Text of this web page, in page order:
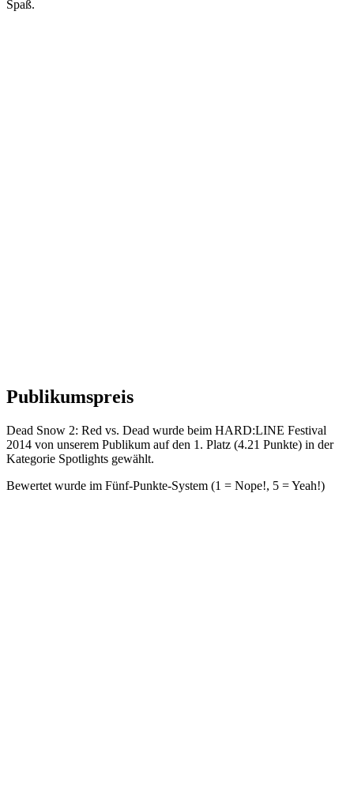
Spaß.
Publikumspreis
Dead Snow 2: Red vs. Dead wurde beim HARD:LINE Festival
2014 von unserem Publikum auf den 1. Platz (4.21 Punkte) in der
Kategorie Spotlights gewählt.
Bewertet wurde im Fünf-Punkte-System (1 = Nope!, 5 = Yeah!)